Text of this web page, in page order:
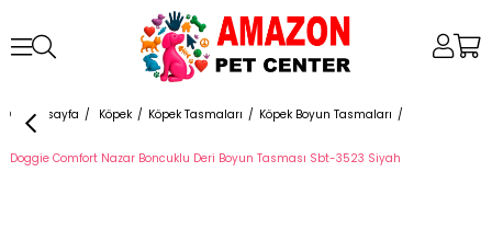
Anasayfa Köpek Köpek Tasmaları Köpek Boyun Tasmaları
Doggie Comfort Nazar Boncuklu Deri Boyun Tasması Sbt-3523 Siyah